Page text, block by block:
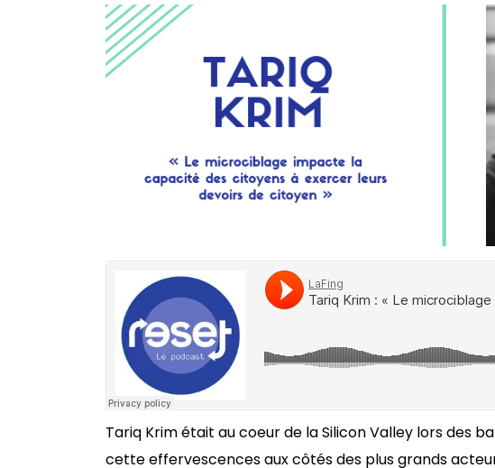
Tariq Krim était au coeur de la Silicon Valley lors des
cette effervescences aux côtés des plus grands